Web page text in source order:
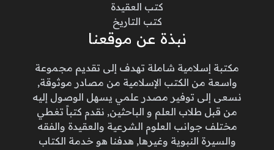
كتب العقيدة
كتب التاريخ
نبذة عن موقعنا
مكتبة إسلامية شاملة تهدف إلى تقديم مجموعة
واسعة من الكتب الإسلامية من مصادر موثوقة,
نسعى إلى توفير مصدر علمي يسهل الوصول إليه
من قبل طلاب العلم و الباحثين, نقدم كتباً تغطي
مختلف جوانب العلوم الشرعية والعقيدة والفقه
والسيرة النبوية وغيرها, هدفنا هو خدمة الكتاب